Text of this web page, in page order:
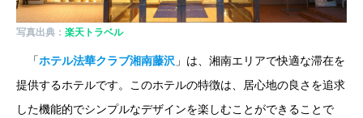
写真出典： 楽天トラベル
「 ホテル法華クラブ湘南藤沢 」は、湘南エリアで快適な滞在を
提供するホテルです。このホテルの特徴は、居心地の良さを追求
した機能的でシンプルなデザインを楽しむことができることで